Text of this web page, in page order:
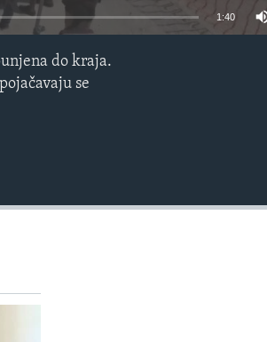
1:40
do kraja.
se